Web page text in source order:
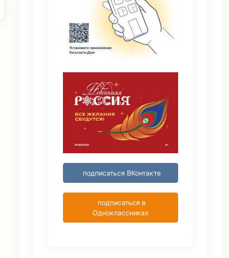
подписаться ВКонтакте
подписаться в
Одноклассниках